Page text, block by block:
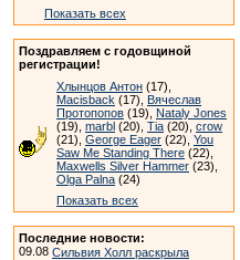
Показать всех
Поздравляем с годовщиной
регистрации!
Хлынцов Антон (17),
Macisback (17), Вячеслав
Протопопов (19), Nataly Jones
(19), marbl (20), Tia (20), crow
(21), George Eager (22), You
Saw Me Standing There (22),
Maxwells Silver Hammer (23),
Olga Palna (24)
Показать всех
Последние новости:
09.08 Сильвия Холл раскрыла